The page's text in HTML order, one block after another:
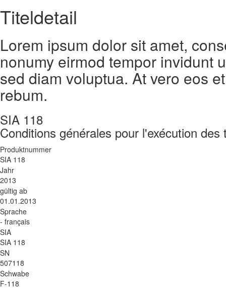
Titeldetail
Lorem ipsum dolor sit amet,
nonumy eirmod tempor invidunt
sed diam voluptua. At vero eos
rebum.
SIA 118
Conditions générales pour l'exécution
Produktnummer
SIA 118
Jahr
2013
gültig ab
01.01.2013
Sprache
- français
SIA
SIA 118
SN
507118
Schwabe
F-118